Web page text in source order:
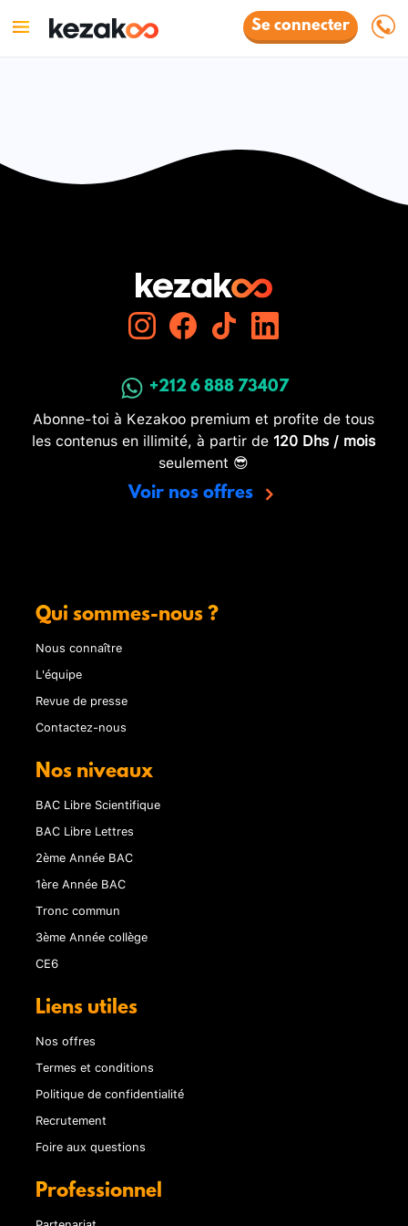
Se connecter
+212 6 888 73407
Abonne-toi à Kezakoo premium et profite de tous
les contenus en illimité, à partir de 120 Dhs / mois
seulement 😎
Voir nos offres
Qui sommes-nous ?
Nous connaître
L'équipe
Revue de presse
Contactez-nous
Nos niveaux
BAC Libre Scientifique
BAC Libre Lettres
2ème Année BAC
1ère Année BAC
Tronc commun
3ème Année collège
CE6
Liens utiles
Nos offres
Termes et conditions
Politique de confidentialité
Recrutement
Foire aux questions
Professionnel